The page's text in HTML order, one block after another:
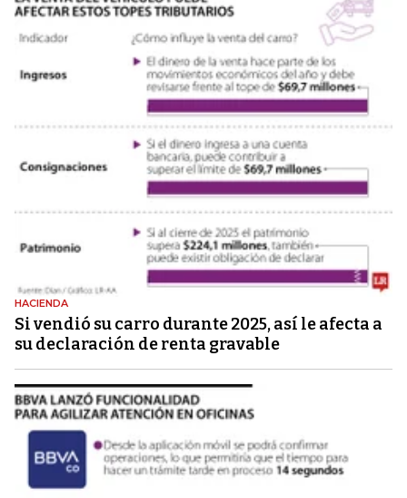
HACIENDA
Si vendió su carro durante 2025, así le afecta a
su declaración de renta gravable